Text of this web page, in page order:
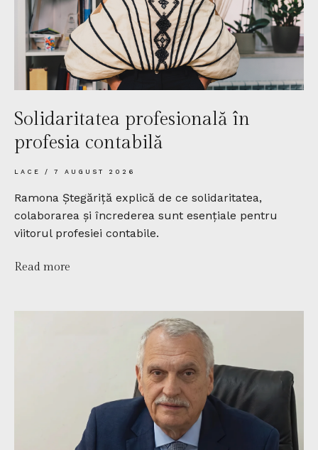
Solidaritatea profesională în
profesia contabilă
LACE 7 AUGUST 2026
Ramona Ștegăriță explică de ce solidaritatea,
colaborarea și încrederea sunt esențiale pentru
viitorul profesiei contabile.
Read more